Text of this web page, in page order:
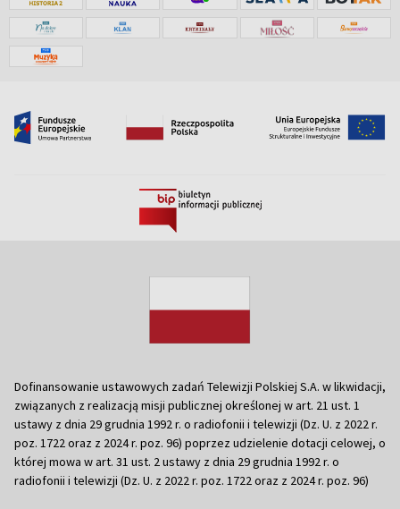
Dofinansowanie ustawowych zadań Telewizji Polskiej S.A. w likwidacji,
związanych z realizacją misji publicznej określonej w art. 21 ust. 1
ustawy z dnia 29 grudnia 1992 r. o radiofonii i telewizji (Dz. U. z 2022 r.
poz. 1722 oraz z 2024 r. poz. 96) poprzez udzielenie dotacji celowej, o
której mowa w art. 31 ust. 2 ustawy z dnia 29 grudnia 1992 r. o
radiofonii i telewizji (Dz. U. z 2022 r. poz. 1722 oraz z 2024 r. poz. 96)